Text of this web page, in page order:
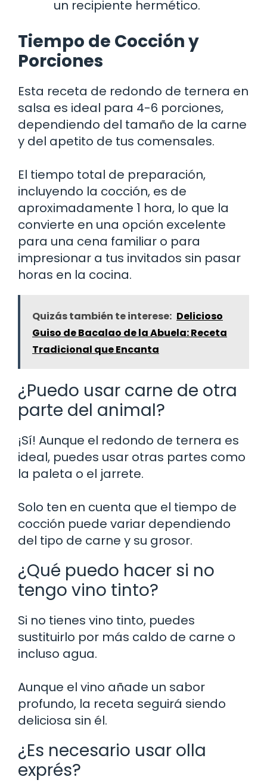
un recipiente hermético.
Tiempo de Cocción y
Porciones
Esta receta de redondo de ternera en
salsa es ideal para 4-6 porciones,
dependiendo del tamaño de la carne
y del apetito de tus comensales.
El tiempo total de preparación,
incluyendo la cocción, es de
aproximadamente 1 hora, lo que la
convierte en una opción excelente
para una cena familiar o para
impresionar a tus invitados sin pasar
horas en la cocina.
Quizás también te interese: Delicioso
Guiso de Bacalao de la Abuela: Receta
Tradicional que Encanta
¿Puedo usar carne de otra
parte del animal?
¡Sí! Aunque el redondo de ternera es
ideal, puedes usar otras partes como
la paleta o el jarrete.
Solo ten en cuenta que el tiempo de
cocción puede variar dependiendo
del tipo de carne y su grosor.
¿Qué puedo hacer si no
tengo vino tinto?
Si no tienes vino tinto, puedes
sustituirlo por más caldo de carne o
incluso agua.
Aunque el vino añade un sabor
profundo, la receta seguirá siendo
deliciosa sin él.
¿Es necesario usar olla
exprés?